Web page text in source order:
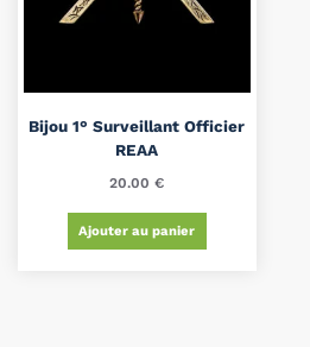
Bijou 1° Surveillant Officier
REAA
20.00€
Ajouter au panier